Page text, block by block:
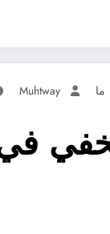
ما Muhtway
في